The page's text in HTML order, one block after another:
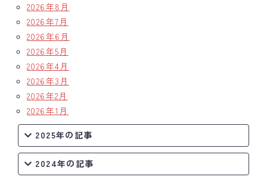
2026年8月
2026年7月
2026年6月
2026年5月
2026年4月
2026年3月
2026年2月
2026年1月
2025年の記事
2024年の記事